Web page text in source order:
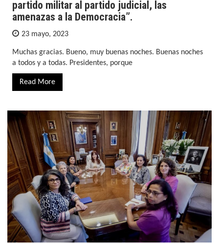
partido militar al partido judicial, las
amenazas a la Democracia”.
23 mayo, 2023
Muchas gracias. Bueno, muy buenas noches. Buenas noches
a todos y a todas. Presidentes, porque
Read More